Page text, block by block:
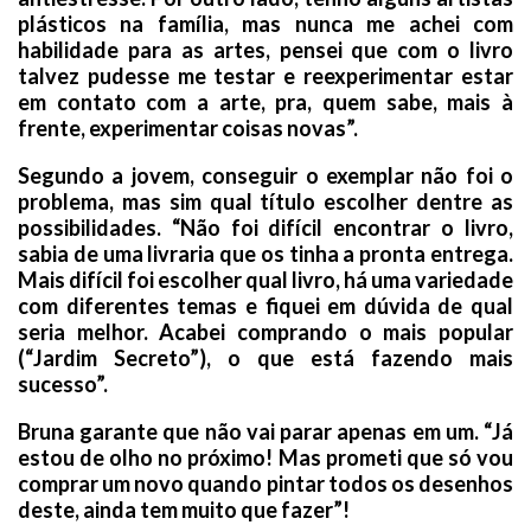
plásticos na família, mas nunca me achei com
habilidade para as artes, pensei que com o livro
talvez pudesse me testar e reexperimentar estar
em contato com a arte, pra, quem sabe, mais à
frente, experimentar coisas novas”.
Segundo a jovem, conseguir o exemplar não foi o
problema, mas sim qual título escolher dentre as
possibilidades. “Não foi difícil encontrar o livro,
sabia de uma livraria que os tinha a pronta entrega.
Mais difícil foi escolher qual livro, há uma variedade
com diferentes temas e fiquei em dúvida de qual
seria melhor. Acabei comprando o mais popular
(“Jardim Secreto”), o que está fazendo mais
sucesso”.
Bruna garante que não vai parar apenas em um. “Já
estou de olho no próximo! Mas prometi que só vou
comprar um novo quando pintar todos os desenhos
deste, ainda tem muito que fazer”!